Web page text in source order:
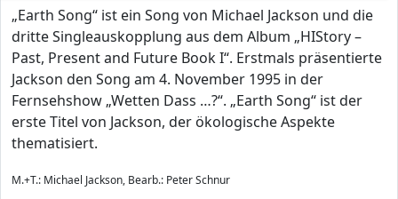
„Earth Song“ ist ein Song von Michael Jackson und die
dritte Singleauskopplung aus dem Album „HIStory –
Past, Present and Future Book I“. Erstmals präsentierte
Jackson den Song am 4. November 1995 in der
Fernsehshow „Wetten Dass …?“. „Earth Song“ ist der
erste Titel von Jackson, der ökologische Aspekte
thematisiert.
M.+T.: Michael Jackson, Bearb.: Peter Schnur